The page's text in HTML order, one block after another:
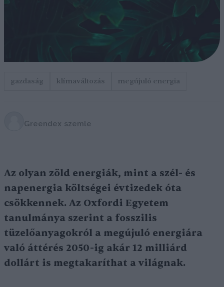
gazdaság klímaváltozás megújuló energia
Greendex szemle
Az olyan zöld energiák, mint a szél- és
napenergia költségei évtizedek óta
csökkennek. Az Oxfordi Egyetem
tanulmánya szerint a fosszilis
tüzelőanyagokról a megújuló energiára
való áttérés 2050-ig akár 12 milliárd
dollárt is megtakaríthat a világnak.